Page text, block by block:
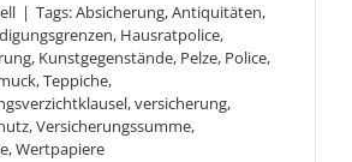
| Tags:Absicherung,Antiquitäten,
, Hausratpolice,
, Kunstgegenstände, Pelze, Police,
,Teppiche,
,versicherung,
,Versicherungssumme,
,Wertpapiere